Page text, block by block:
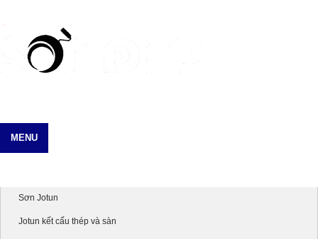
MENU
Sơn Jotun
Jotun kết cấu thép và sàn